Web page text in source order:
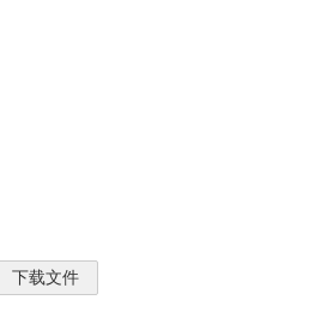
下载文件